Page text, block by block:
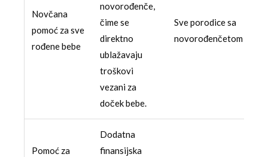
Novčana
pomoć za sve
rođene bebe
novorođenče,
čime se
direktno
ublažavaju
troškovi
vezani za
doček bebe.
Sve porodice sa
novorođenčetom
Pomoć za
Dodatna
finansijska